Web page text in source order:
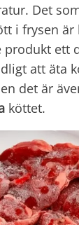
Det
i frysen är
produkt ett
att äta
det är
köttet.